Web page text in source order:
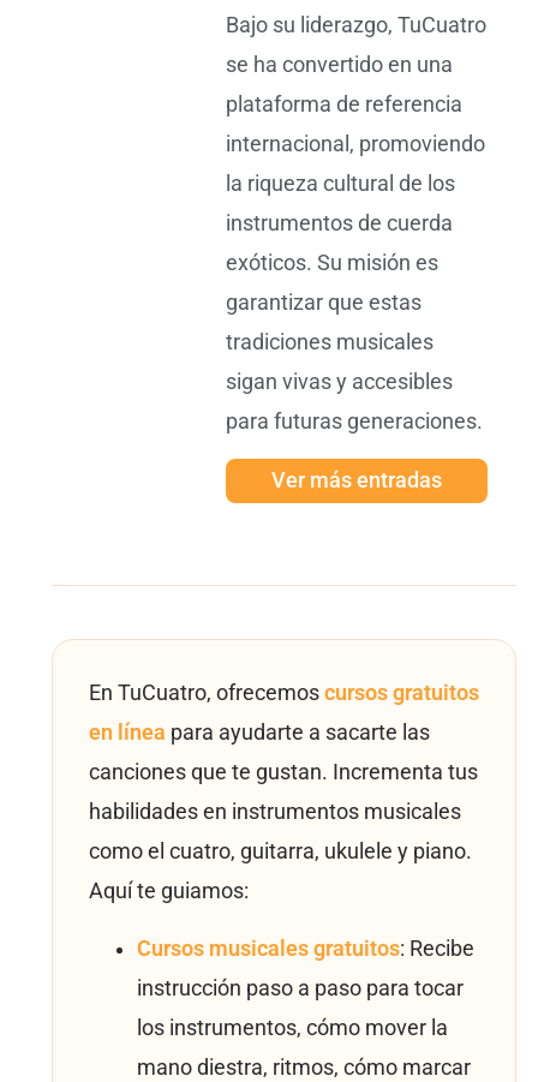
Bajo su liderazgo, TuCuatro
se ha convertido en una
plataforma de referencia
internacional, promoviendo
la riqueza cultural de los
instrumentos de cuerda
exóticos. Su misión es
garantizar que estas
tradiciones musicales
sigan vivas y accesibles
para futuras generaciones.
Ver más entradas
En TuCuatro, ofrecemos cursos gratuitos
en línea para ayudarte a sacarte las
canciones que te gustan. Incrementa tus
habilidades en instrumentos musicales
como el cuatro, guitarra, ukulele y piano.
Aquí te guiamos:
Cursos musicales gratuitos: Recibe
instrucción paso a paso para tocar
los instrumentos, cómo mover la
mano diestra, ritmos, cómo marcar